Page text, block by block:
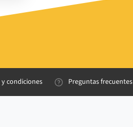
condiciones Preguntas frecuentes